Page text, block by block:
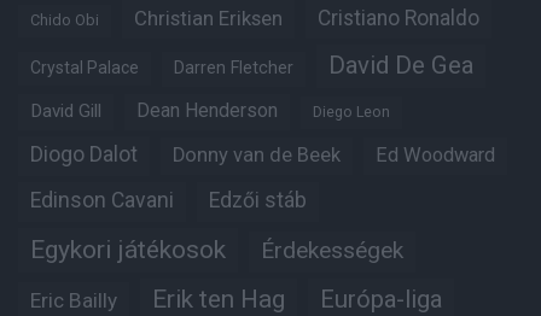
Chido Obi Christian Eriksen Cristiano Ronaldo
Crystal Palace Darren Fletcher David De Gea
David Gill Dean Henderson Diego Leon
Diogo Dalot Donny van de Beek Ed Woodward
Edinson Cavani Edzői stáb
Egykori játékosok Érdekességek
Eric Bailly Erik ten Hag Európa-liga